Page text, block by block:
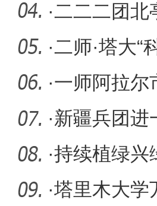
产
·二二二团
加紧施工
·二师·塔大“
十七
·一师阿拉尔
·新疆兵团进
·持续植绿兴
林长制工
·塔里木大学